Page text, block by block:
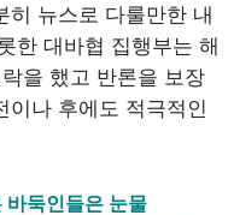
히 뉴스로 다룰만한 내
한 대바협 집행부는 해
을 했고 반론을 보장
이나 후에도 적극적인
둑인들은 눈물